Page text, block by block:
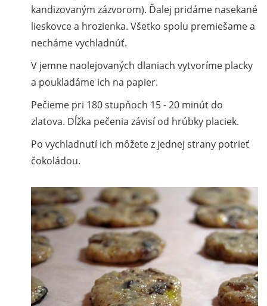
kandizovaným zázvorom). Ďalej pridáme nasekané
lieskovce a hrozienka. Všetko spolu premiešame a
necháme vychladnúť.
V jemne naolejovaných dlaniach vytvoríme placky
a poukladáme ich na papier.
Pečieme pri 180 stupňoch 15 - 20 minút do
zlatova. Dĺžka pečenia závisí od hrúbky placiek.
Po vychladnutí ich môžete z jednej strany potrieť
čokoládou.